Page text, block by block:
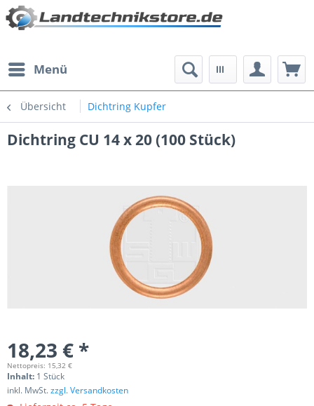
Menü
Übersicht Dichtring Kupfer
Dichtring CU 14 x 20 (100 Stück)
18,23 € *
Nettopreis: 15,32 €
Inhalt: 1 Stück
inkl. MwSt.zzgl. Versandkosten